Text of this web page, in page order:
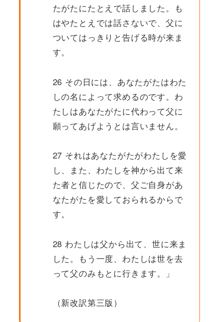
たがたにたとえで話しました。も
はやたとえでは話さないで、父に
ついてはっきりと告げる時が来ま
す。
26 その日には、あなたがたはわた
しの名によって求めるのです。わ
たしはあなたがたに代わって父に
願ってあげようとは言いません。
27 それはあなたがたがわたしを愛
し、また、わたしを神から出て来
た者と信じたので、父ご自身があ
なたがたを愛しておられるからで
す。
28 わたしは父から出て、世に来ま
した。もう一度、わたしは世を去
って父のみもとに行きます。」
（新改訳第三版）